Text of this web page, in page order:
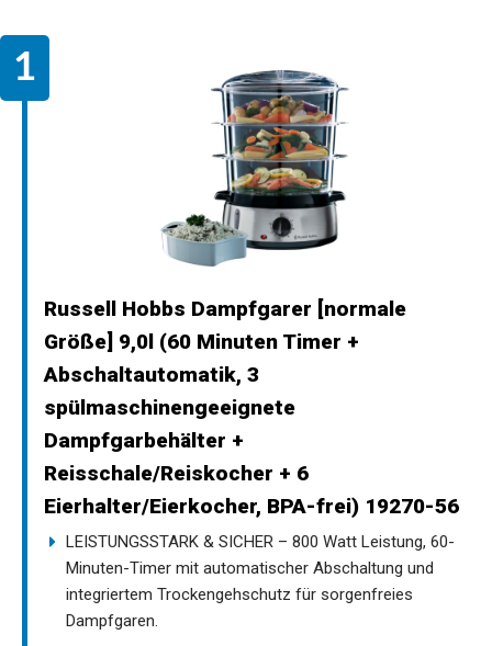
Russell Hobbs Dampfgarer [normale
Größe] 9,0l (60 Minuten Timer +
Abschaltautomatik, 3
spülmaschinengeeignete
Dampfgarbehälter +
Reisschale/Reiskocher + 6
Eierhalter/Eierkocher, BPA-frei) 19270-56
LEISTUNGSSTARK & SICHER – 800 Watt Leistung, 60-
Minuten-Timer mit automatischer Abschaltung und
integriertem Trockengehschutz für sorgenfreies
Dampfgaren.